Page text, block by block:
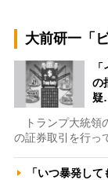
大前研一「
の
疑
トランプ大統領
の証券取引を行っ
「いつ暴発し